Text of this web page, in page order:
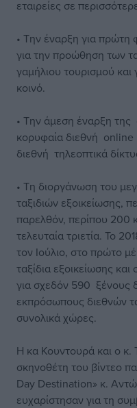
εταιρείες σε
• Την έναρξη για πρώτη
για την προώθηση των
γαμήλιου τουρισμού και
κοινό.
• Την άμεση έναρξη της
κορυφαία διεθνή online
διεθνή τηλεοπτικά
• Τη διοργάνωση του
ταξιδιών εξοικείωσης,
παρελθόν, περίπου 200
τελευταία τριετία. Το
τον Ιούλιο, στο πρώτο
ταξίδια εξοικείωσης
για σχεδόν 590 ξένους
εκπρόσωπους διεθνών
συνολικά χώρες.
Η κα Κουντουρά και ο
σκηνοθέτη του βίντεο
Day Destination» κ.
ευχαρίστησαν για τη